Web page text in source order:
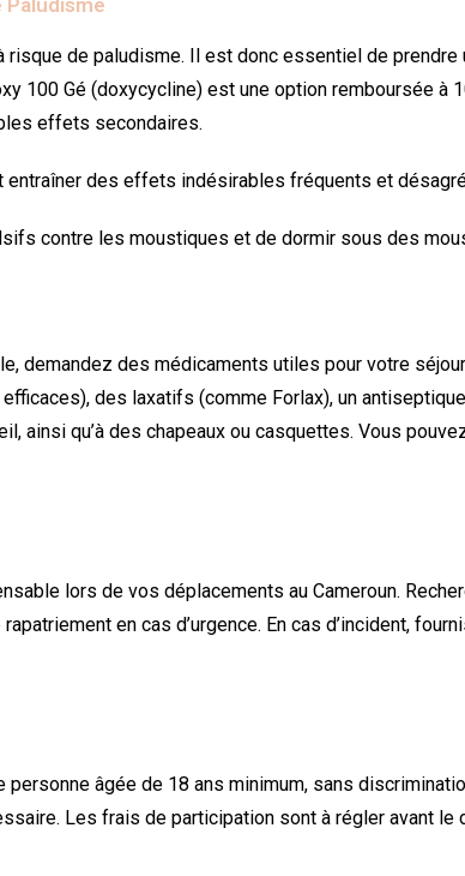
risque de paludisme. Il est donc essentiel de
100 Gé (doxycycline) est une option remboursée à
effets secondaires.
entraîner des effets indésirables fréquents et
contre les moustiques et de dormir sous des
demandez des médicaments utiles pour votre
des laxatifs (comme Forlax), un
ainsi qu’à des chapeaux ou casquettes. Vous
lors de vos déplacements au Cameroun.
en cas d’urgence. En cas d’incident,
âgée de 18 ans minimum, sans
Les frais de participation sont à régler avant le